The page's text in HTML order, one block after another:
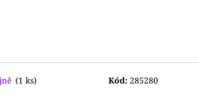
(1 ks) Kód: 285280
PEWJK2003440